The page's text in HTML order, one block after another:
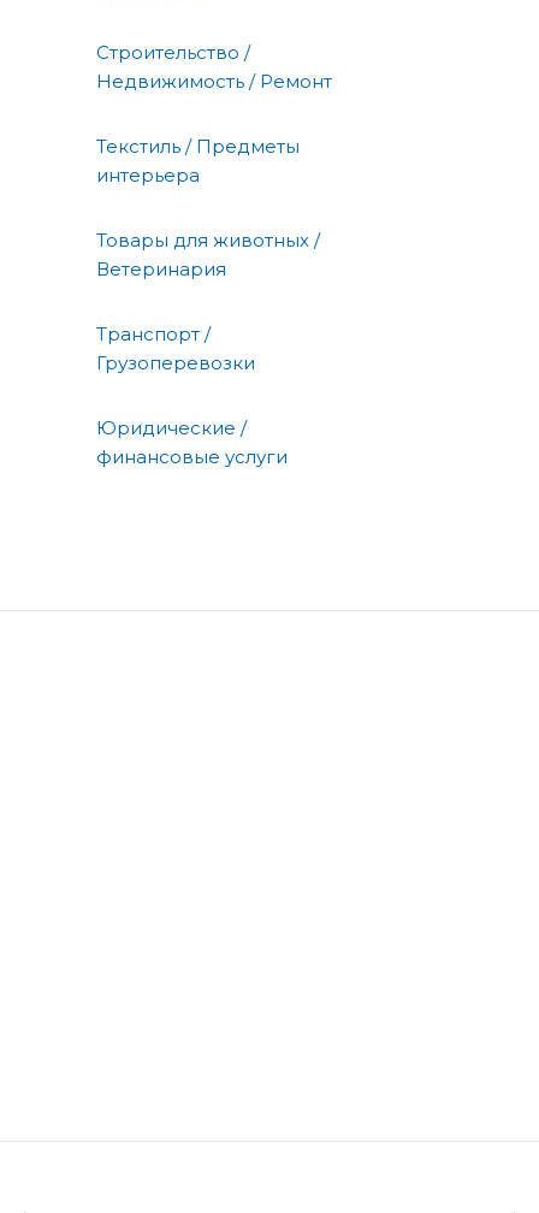
Строительство /
Недвижимость / Ремонт
Текстиль / Предметы
интерьера
Товары для животных /
Ветеринария
Транспорт /
Грузоперевозки
Юридические /
финансовые услуги